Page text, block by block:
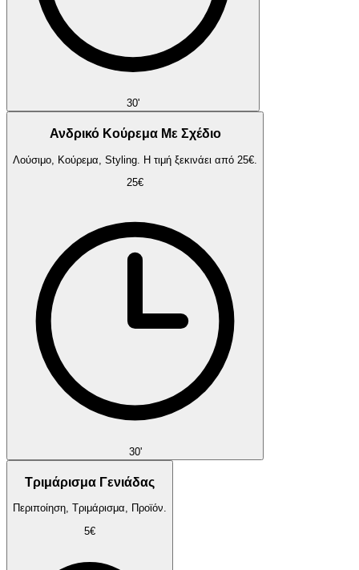
30'
Ανδρικό Κούρεμα Με Σχέδιο
Λούσιμο, Κούρεμα, Styling. Η τιμή ξεκινάει από 25€.
25€
30'
Τριμάρισμα Γενιάδας
Περιποίηση, Τριμάρισμα, Προϊόν.
5€